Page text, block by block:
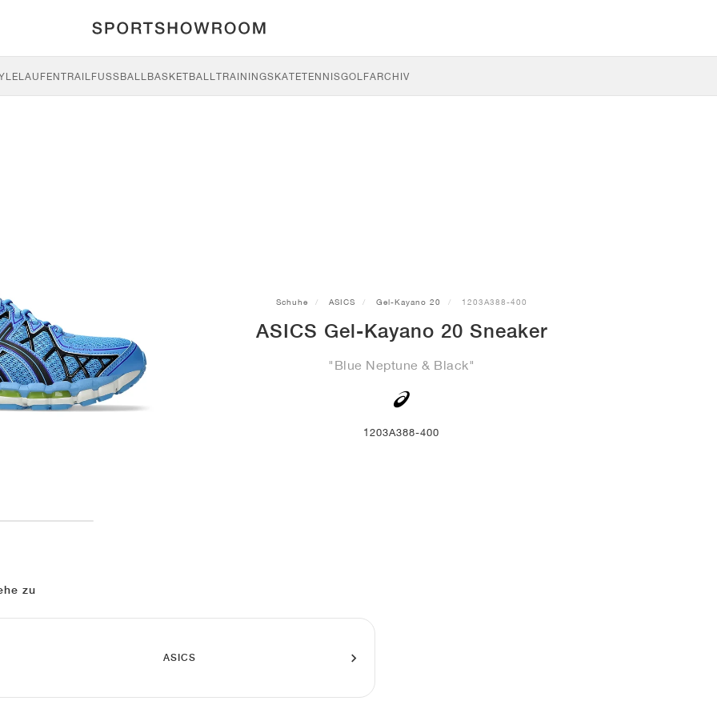
LAUFENTRAILFUSSBALL BASKETBALLTRAININGSKATETENNISGOLFARCHIV
Schuhe ASICS Gel-Kayano 20 1203A388-400
ASICS Gel-Kayano 20 Sneaker
"Blue Neptune & Black"
1203A388-400
zu
ASICS